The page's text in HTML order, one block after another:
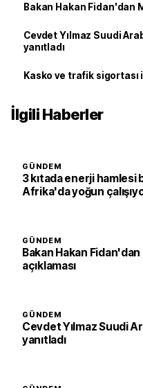
Bakan Hakan Fidan'dan
Cevdet Yılmaz Suudi
yanıtladı
Kasko ve trafik
İlgili Haberler
GÜNDEM
3 kıtada enerji
Afrika'da yoğun
GÜNDEM
Bakan Hakan
açıklaması
GÜNDEM
Cevdet Yılmaz Suudi
yanıtladı